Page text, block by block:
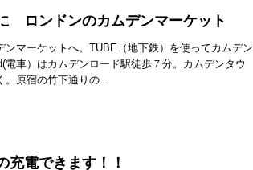
ロンドンのカムデンマーケット
マーケットへ。TUBE（地下鉄）を使ってカムデン
車）はカムデンロード駅徒歩７分。カムデンタウ
原宿の竹下通りの...
電できます！！